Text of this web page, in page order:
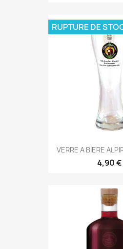
VERRE A BIERE
4,90 €
RUPTURE DE